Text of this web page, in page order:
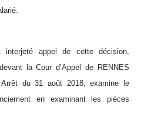
interjeté appel de cette décision,
la Cour d’Appel de RENNES
Arrêt du 31 août 2018, examine le
en examinant les pièces